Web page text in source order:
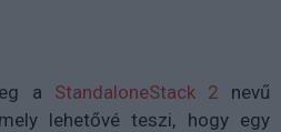
a StandaloneStack 2 nevű
lehetővé teszi, hogy egy